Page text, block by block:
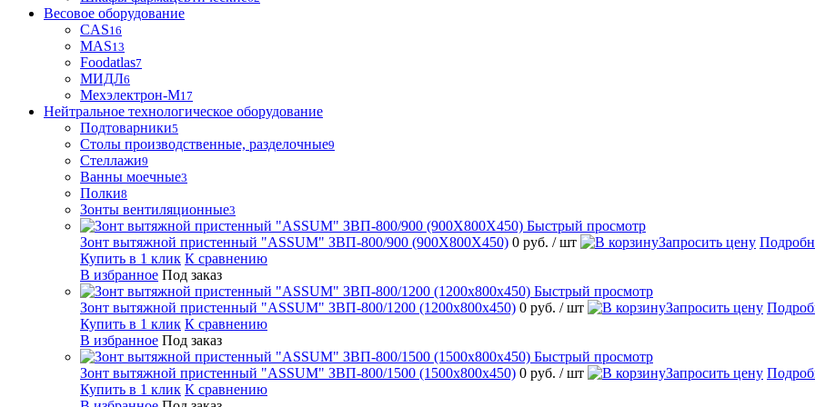
Весовое оборудование
CAS16
MAS13
Foodatlas7
МИДЛ6
Мехэлектрон-М17
Нейтральное технологическое оборудование
Подтоварники5
Столы производственные, разделочные9
Стеллажи9
Ванны моечные3
Полки8
Зонты вентиляционные3
Быстрый просмотр
Зонт вытяжной пристенный "ASSUM" ЗВП-800/900 (900Х800Х450) 0 руб. / шт Запросить цену
Купить в 1 клик К сравнению
В избранное Под заказ
Быстрый просмотр
Зонт вытяжной пристенный "ASSUM" ЗВП-800/1200 (1200х800х450) 0 руб. / шт Запросить цену
Купить в 1 клик К сравнению
В избранное Под заказ
Быстрый просмотр
Зонт вытяжной пристенный "ASSUM" ЗВП-800/1500 (1500х800х450) 0 руб. / шт Запросить цену
Купить в 1 клик К сравнению